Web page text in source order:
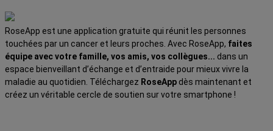
RoseApp est une application gratuite qui réunit les personnes
touchées par un cancer et leurs proches. Avec RoseApp, faites
équipe avec votre famille, vos amis, vos collègues... dans un
espace bienveillant d’échange et d’entraide pour mieux vivre la
maladie au quotidien. Téléchargez RoseApp dès maintenant et
créez un véritable cercle de soutien sur votre smartphone !